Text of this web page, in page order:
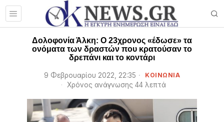
Δολοφονία Άλκη: Ο 23χρονος «έδωσε» τα
ονόματα των δραστών που κρατούσαν το
δρεπάνι και το κοντάρι
9 Φεβρουαρίου 2022, 22:35 ΚΟΙΝΩΝΙΑ
Χρόνος ανάγνωσης 44 λεπτά